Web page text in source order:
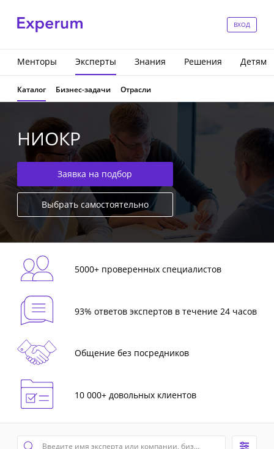
ВХОД
Менторы Эксперты Знания Решения Детям
Каталог Бизнес-задачи Отрасли
НИОКР
Заявка на подбор
Выбрать самостоятельно
5000+ проверенных специалистов
93% ответов экспертов в течение 24 часов
Общение без посредников
10 000+ довольных клиентов